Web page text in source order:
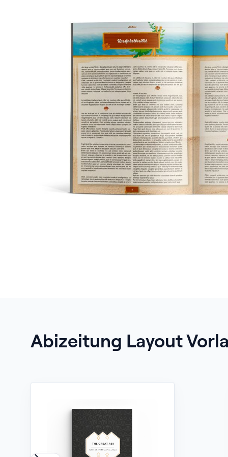
Abizeitung Layout